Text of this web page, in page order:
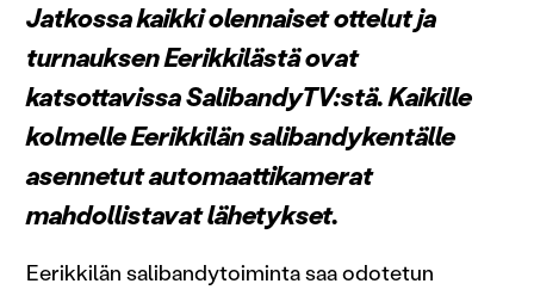
Jatkossa kaikki olennaiset ottelut ja
turnauksen Eerikkilästä ovat
katsottavissa SalibandyTV:stä. Kaikille
kolmelle Eerikkilän salibandykentälle
asennetut automaattikamerat
mahdollistavat lähetykset.
Eerikkilän salibandytoiminta saa odotetun